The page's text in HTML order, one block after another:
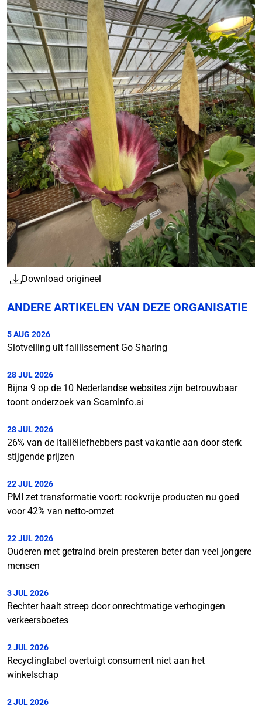
Download origineel
ANDERE ARTIKELEN VAN DEZE ORGANISATIE
5 AUG 2026
Slotveiling uit faillissement Go Sharing
28 JUL 2026
Bijna 9 op de 10 Nederlandse websites zijn betrouwbaar
toont onderzoek van ScamInfo.ai
28 JUL 2026
26% van de Italiëliefhebbers past vakantie aan door sterk
stijgende prijzen
22 JUL 2026
PMI zet transformatie voort: rookvrije producten nu goed
voor 42% van netto-omzet
22 JUL 2026
Ouderen met getraind brein presteren beter dan veel jongere
mensen
3 JUL 2026
Rechter haalt streep door onrechtmatige verhogingen
verkeersboetes
2 JUL 2026
Recyclinglabel overtuigt consument niet aan het
winkelschap
2 JUL 2026